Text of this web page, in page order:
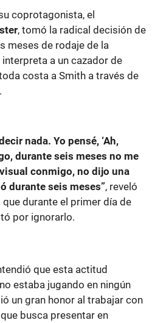
coprotagonista, el
, tomó la radical decisión de
meses de rodaje de la
a un cazador de
costa a Smith a través de
nada. Yo pensé, ‘Ah,
durante seis meses no me
conmigo, no dijo una
durante seis meses”, reveló
durante el primer día de
por ignorarlo.
que esta actitud
no estaba jugando en ningún
un gran honor al trabajar con
busca presentar en